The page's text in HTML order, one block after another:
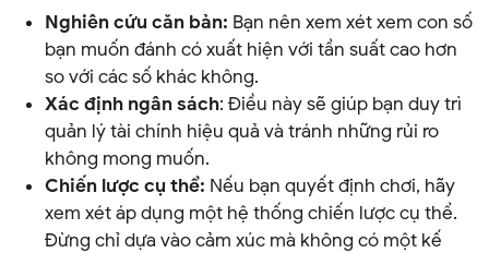
Nghiên cứu căn bản: Bạn nên xem xét xem con số
bạn muốn đánh có xuất hiện với tần suất cao hơn
so với các số khác không.
Xác định ngân sách: Điều này sẽ giúp bạn duy trì
quản lý tài chính hiệu quả và tránh những rủi ro
không mong muốn.
Chiến lược cụ thể: Nếu bạn quyết định chơi, hãy
xem xét áp dụng một hệ thống chiến lược cụ thể.
Đừng chỉ dựa vào cảm xúc mà không có một kế